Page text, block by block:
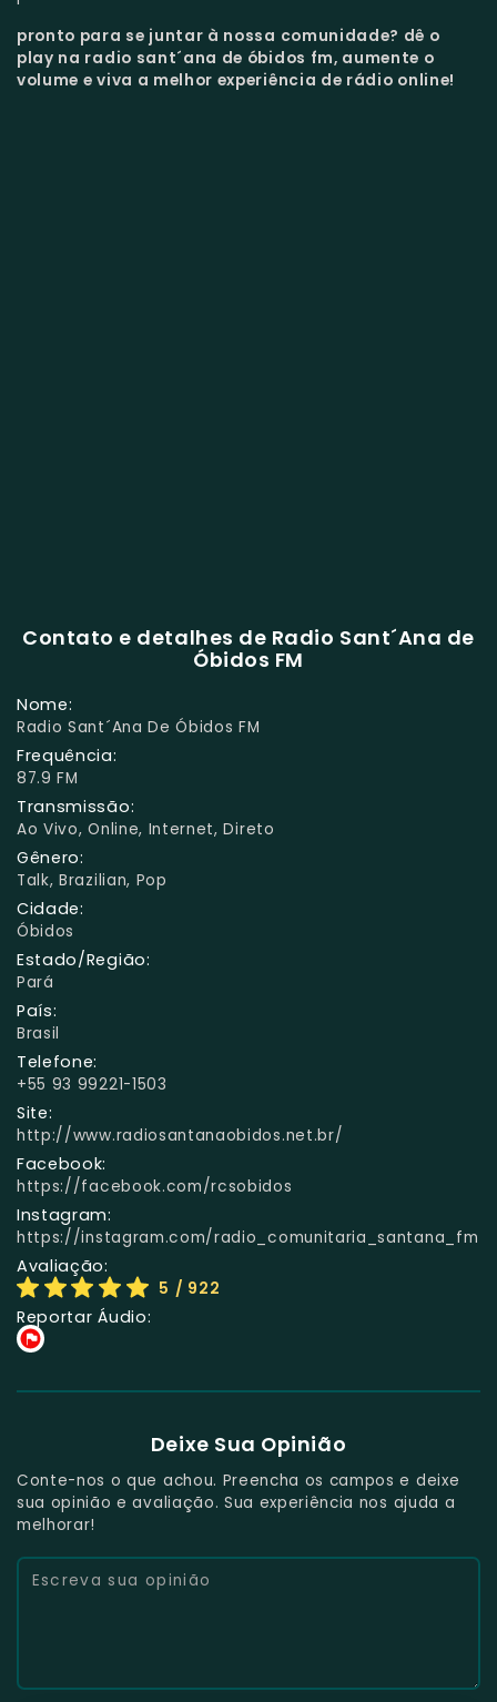
pronto para se juntar à nossa comunidade? dê o
play na radio sant´ana de óbidos fm, aumente o
volume e viva a melhor experiência de rádio online!
Contato e detalhes de Radio Sant´Ana de
Óbidos FM
Nome:
Radio Sant´Ana De Óbidos FM
Frequência:
87.9 FM
Transmissão:
Ao Vivo, Online, Internet, Direto
Gênero:
Talk, Brazilian, Pop
Cidade:
Óbidos
Estado/Região:
Pará
País:
Brasil
Telefone:
+55 93 99221-1503
Site:
http://www.radiosantanaobidos.net.br/
Facebook:
https://facebook.com/rcsobidos
Instagram:
https://instagram.com/radio_comunitaria_santana_fm
Avaliação:
5 / 922
Reportar Áudio:
Deixe Sua Opinião
Conte-nos o que achou. Preencha os campos e deixe
sua opinião e avaliação. Sua experiência nos ajuda a
melhorar!